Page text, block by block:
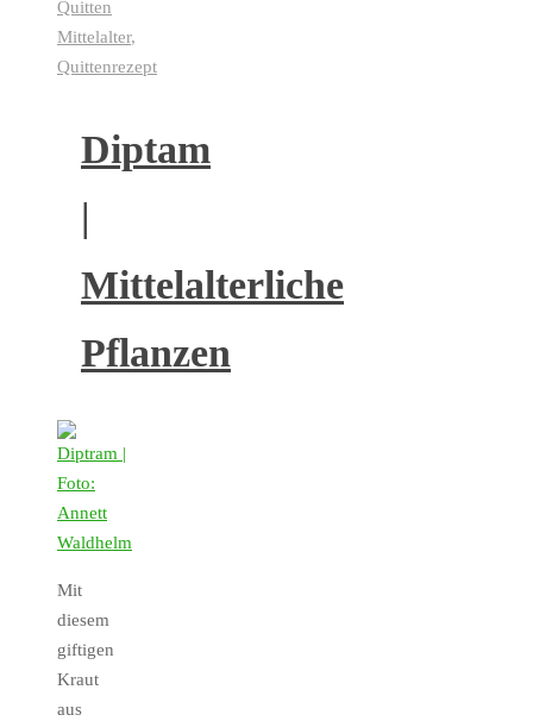
Quitten
Mittelalter,
Quittenrezept
Diptam
|
Mittelalterliche
Pflanzen
Mit
diesem
giftigen
Kraut
aus